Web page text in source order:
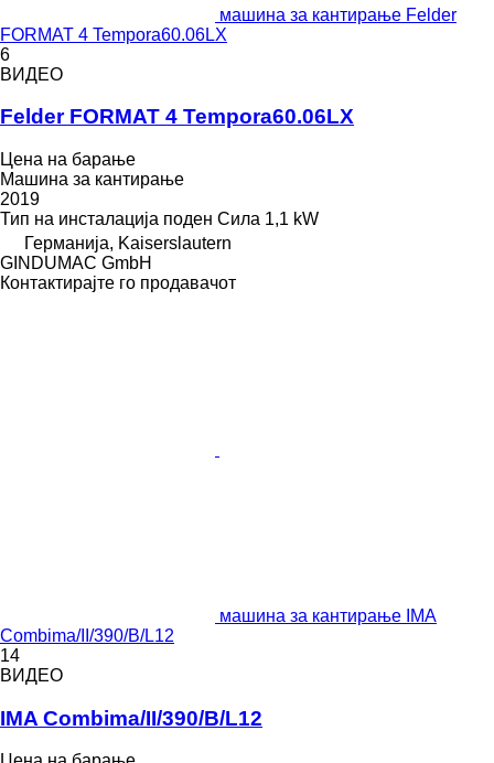
машина за кантирање Felder
FORMAT 4 Tempora60.06LX
6
ВИДЕО
Felder FORMAT 4 Tempora60.06LX
Цена на барање
Машина за кантирање
2019
Тип на инсталација поден Сила 1,1 kW
Германија, Kaiserslautern
GINDUMAC GmbH
Контактирајте го продавачот
машина за кантирање IMA
Combima/II/390/B/L12
14
ВИДЕО
IMA Combima/II/390/B/L12